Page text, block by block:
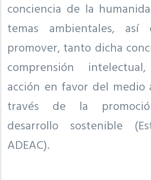
conciencia de la
temas ambientales, así
promover, tanto dicha
comprensión
acción en favor del medio
través de la
desarrollo sostenible
ADEAC).